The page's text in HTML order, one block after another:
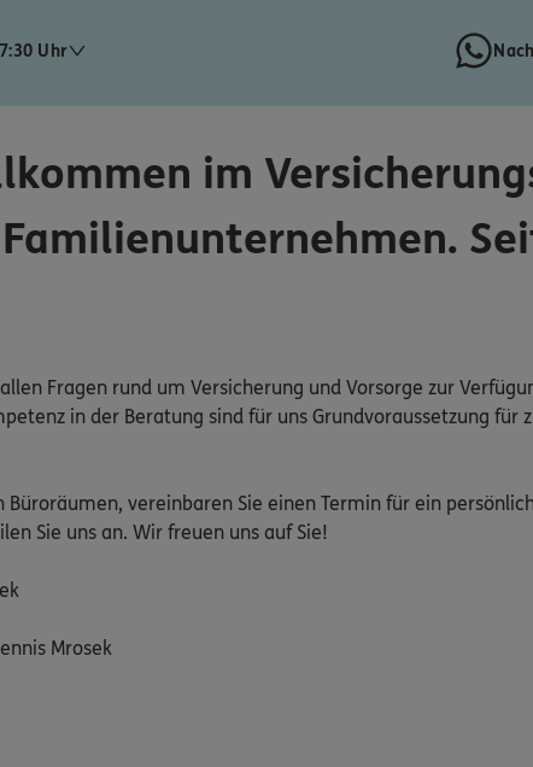
Uhr
im
Fragen rund um Versicherung und Vorsorge zur
in der Beratung sind für uns Grundvoraussetzung für
Büroräumen, vereinbaren Sie einen Termin für ein
Sie uns an. Wir freuen uns auf Sie!
Mrosek